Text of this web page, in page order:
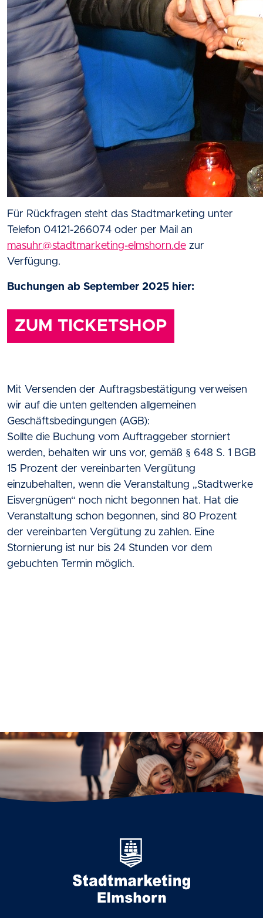
Für Rückfragen steht das Stadtmarketing unter
Telefon 04121-266074 oder per Mail an
masuhr@stadtmarketing-elmshorn.de zur
Verfügung.
Buchungen ab September 2025 hier:
ZUM TICKETSHOP
Mit Versenden der Auftragsbestätigung verweisen
wir auf die unten geltenden allgemeinen
Geschäftsbedingungen (AGB):
Sollte die Buchung vom Auftraggeber storniert
werden, behalten wir uns vor, gemäß § 648 S. 1 BGB
15 Prozent der vereinbarten Vergütung
einzubehalten, wenn die Veranstaltung „Stadtwerke
Eisvergnügen“ noch nicht begonnen hat. Hat die
Veranstaltung schon begonnen, sind 80 Prozent
der vereinbarten Vergütung zu zahlen. Eine
Stornierung ist nur bis 24 Stunden vor dem
gebuchten Termin möglich.